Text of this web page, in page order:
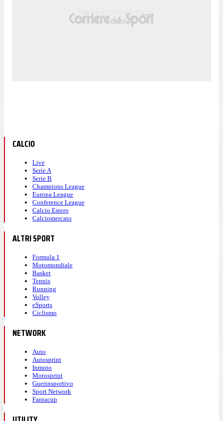
CALCIO
Live
Serie A
Serie B
Champions League
Europa League
Conference League
Calcio Estero
Calciomercato
ALTRI SPORT
Formula 1
Motomondiale
Basket
Tennis
Running
Volley
eSports
Ciclismo
NETWORK
Auto
Autosprint
Inmoto
Motosprint
Guerinsportivo
Sport Network
Fantacup